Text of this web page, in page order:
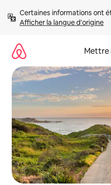
directement
Afficher la langue d'origine
Mettre